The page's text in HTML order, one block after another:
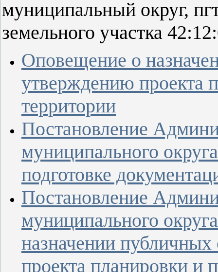
муниципальный округ,
земельного участка
Оповещение о
утверждению проекта
территории
Постановление
муниципального
подготовке
Постановление
муниципального
назначении
проекта планировки и